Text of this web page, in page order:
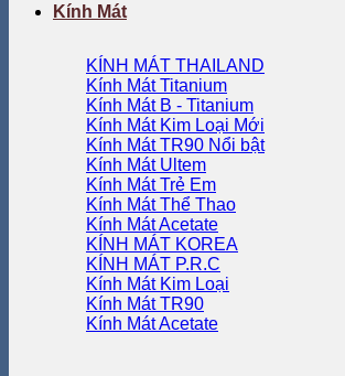
Kính Mát
KÍNH MÁT THAILAND
Kính Mát Titanium
Kính Mát B - Titanium
Kính Mát Kim Loại
Kính Mát TR90
Kính Mát Ultem
Kính Mát Trẻ Em
Kính Mát Thể Thao
Kính Mát Acetate
KÍNH MÁT KOREA
KÍNH MÁT P.R.C
Kính Mát Kim Loại
Kính Mát TR90
Kính Mát Acetate